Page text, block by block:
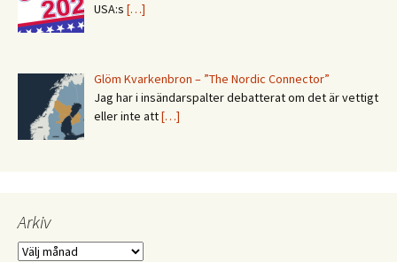
USA:s […]
Glöm Kvarkenbron – ”The Nordic Connector”
Jag har i insändarspalter debatterat om det är vettigt
eller inte att[…]
Arkiv
Arkiv